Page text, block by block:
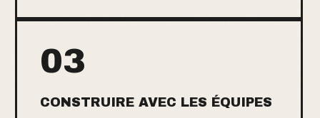
03
CONSTRUIRE AVEC LES ÉQUIPES